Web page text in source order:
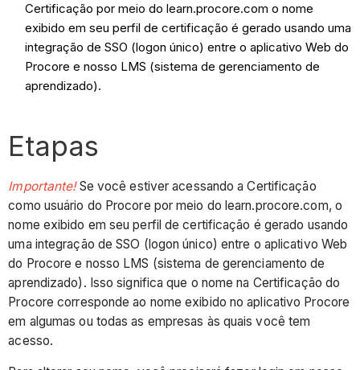
Certificação por meio do learn.procore.com o nome
exibido em seu perfil de certificação é gerado usando uma
integração de SSO (logon único) entre o aplicativo Web do
Procore e nosso LMS (sistema de gerenciamento de
aprendizado).
Etapas
Importante! Se você estiver acessando a Certificação
como usuário do Procore por meio do learn.procore.com, o
nome exibido em seu perfil de certificação é gerado usando
uma integração de SSO (logon único) entre o aplicativo Web
do Procore e nosso LMS (sistema de gerenciamento de
aprendizado). Isso significa que o nome na Certificação do
Procore corresponde ao nome exibido no aplicativo Procore
em algumas ou todas as empresas às quais você tem
acesso.